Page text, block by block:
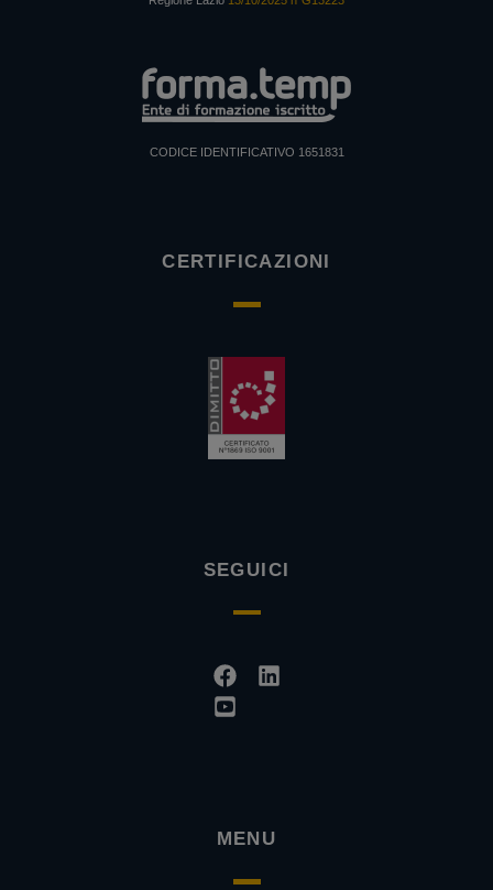
CODICE IDENTIFICATIVO 1651831
CERTIFICAZIONI
SEGUICI
Facebook
Linkedin
Youtube-
square
MENU